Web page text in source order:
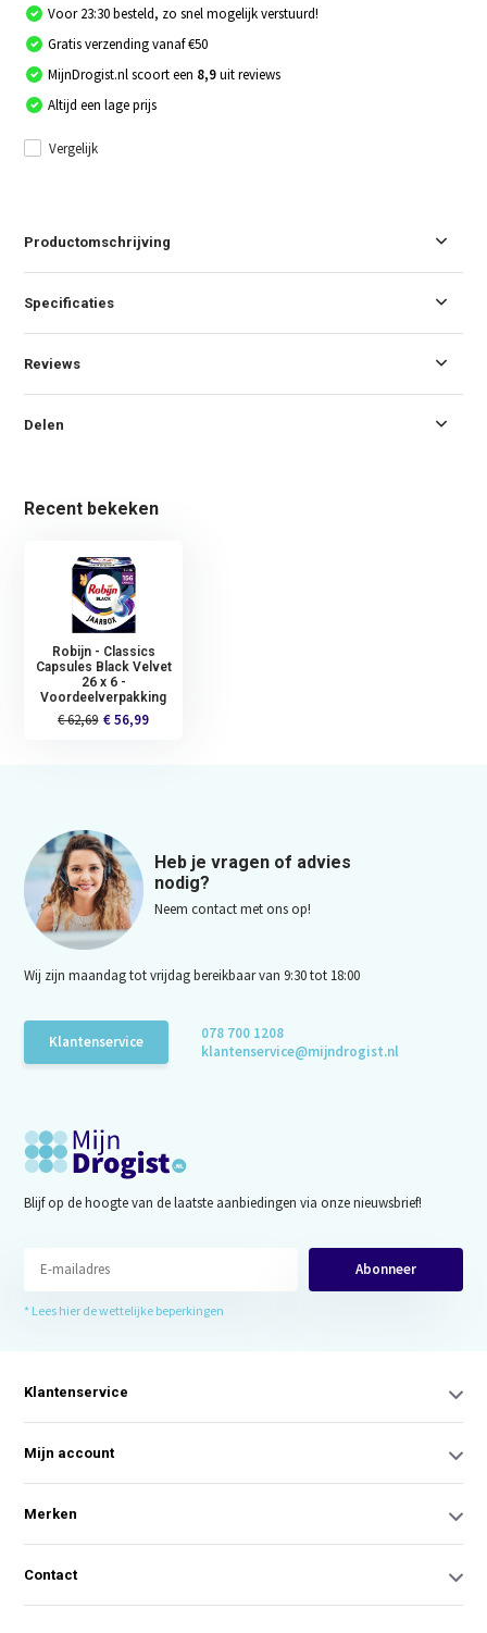
Voor 23:30 besteld, zo snel mogelijk verstuurd!
Gratis verzending vanaf €50
MijnDrogist.nl scoort een 8,9uit reviews
Altijd een lage prijs
Vergelijk
Productomschrijving
Specificaties
Reviews
Delen
Recent bekeken
Robijn - Classics
Capsules Black Velvet​
26 x 6 -
Voordeelverpakking
€ 62,69 € 56,99
Heb je vragen of advies
nodig?
Neem contact met ons op!
Wij zijn maandag tot vrijdag bereikbaar van 9:30 tot 18:00
Klantenservice
078 700 1208
klantenservice@mijndrogist.nl
Blijf op de hoogte van de laatste aanbiedingen via onze nieuwsbrief!
Abonneer
* Lees hier de wettelijke beperkingen
Klantenservice
Mijn account
Merken
Contact